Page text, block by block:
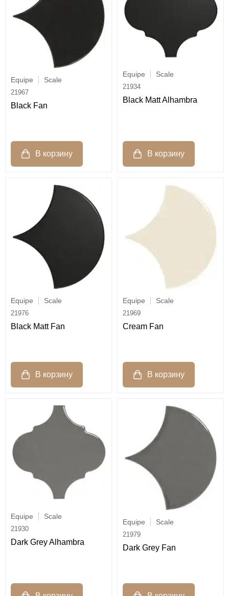
Equipe Scale
21967
Black Fan
Equipe Scale
21934
Black Matt Alhambra
Equipe Scale
21976
Black Matt Fan
Equipe Scale
21969
Cream Fan
Equipe Scale
21930
Dark Grey Alhambra
Equipe Scale
21979
Dark Grey Fan